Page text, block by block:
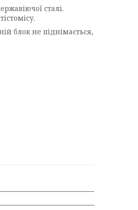
сталі.
блок не піднімається,